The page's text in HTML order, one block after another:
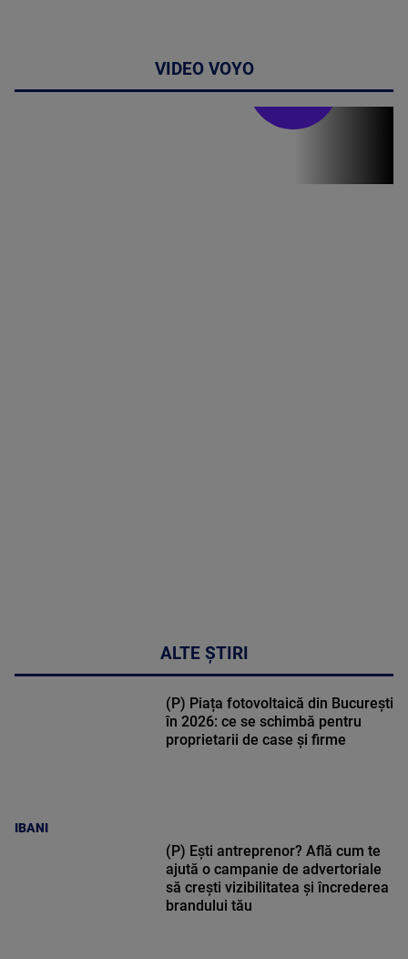
VIDEO VOYO
ALTE ȘTIRI
IBANI
(P) Piața fotovoltaică din București
în 2026: ce se schimbă pentru
proprietarii de case și firme
(P) Ești antreprenor? Află cum te
ajută o campanie de advertoriale
să crești vizibilitatea și încrederea
brandului tău